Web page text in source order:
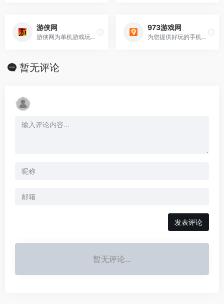
游侠网
游侠网为单机游戏玩家提供最新单机游戏业界动态、国内外单机游戏下载、单机游戏补丁、单机游戏攻略秘籍、单机游戏专题等内容。坚守单机阵地，弘扬单机文化！
973游戏网
为您提供好玩的手机游戏以及绿色安全的安卓软件，当然您在玩手游和软件的过程中遇见问题，我们也有原创的图文攻略教程带给大家，看游戏和应用就来973，973是您
暂无评论
发表评论
暂无评论...